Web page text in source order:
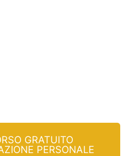
GRATUITO
PERSONALE